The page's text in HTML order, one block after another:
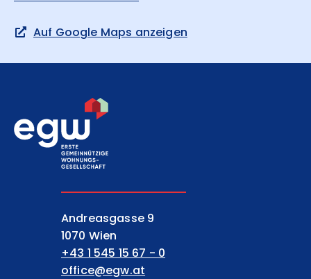
Auf Google Maps anzeigen
EGW Erste gemeinnützige
Andreasgasse 9
1070 Wien
+43 1 545 15 67 - 0
office@egw.at